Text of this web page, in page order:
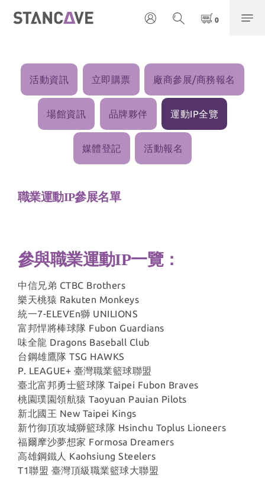
活動資訊 立即購票 廠商參展/商務報名
場館資訊 品牌夥伴 運動IP全覽
媒體登記 活動報名
職業運動IP參展名單
參與職業運動IP一覽：
中信兄弟 CTBC Brothers
樂天桃猿 Rakuten Monkeys
統一7-ELEVEn獅 UNILIONS
富邦悍將棒球隊 Fubon Guardians
味全龍 Dragons Baseball Club
台鋼雄鷹隊 TSG HAWKS
P. LEAGUE+ 臺灣職業籃球聯盟
臺北富邦勇士籃球隊 Taipei Fubon Braves
桃園璞園領航猿 Taoyuan Pauian Pilots
新北國王 New Taipei Kings
新竹御頂攻城獅籃球隊 Hsinchu Toplus Lioneers
福爾摩沙夢想家 Formosa Dreamers
高雄鋼鐵人 Kaohsiung Steelers
T1聯盟 臺灣頂級職業籃球大聯盟